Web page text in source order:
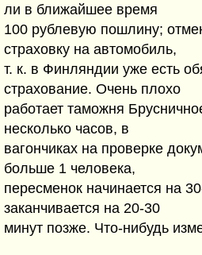
ли в ближайшее время
100 рублевую пошлину;
страховку на автомобиль,
т. к. в Финляндии уже есть
страхование. Очень плохо
работает таможня
несколько часов, в
вагончиках на проверке
больше 1 человека,
пересменок начинается на
заканчивается на 20-30
минут позже. Что-нибудь